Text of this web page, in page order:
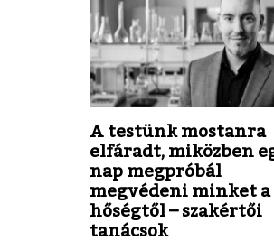
A testünk mostanra
elfáradt, miközben
nap megpróbál
megvédeni minket a
hőségtől – szakértői
tanácsok